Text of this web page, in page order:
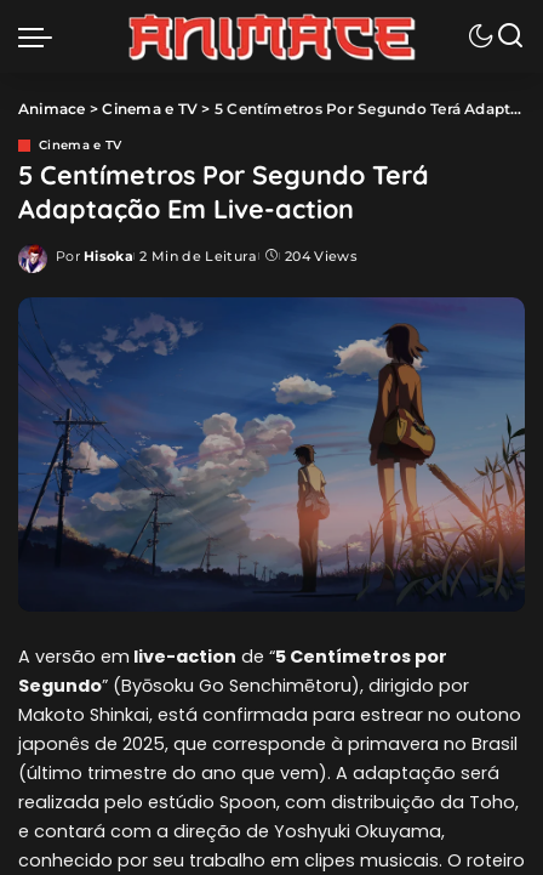
Animace >Cinema e TV > 5 Centímetros Por Segundo Terá Adaptação Em Live-action
Cinema e TV
5 Centímetros Por Segundo Terá
Adaptação Em Live-action
Posted
Por Hisoka 2 Min de Leitura 204 Views
A versão em live-action de “5 Centímetros por
Segundo” (Byōsoku Go Senchimētoru), dirigido por
Makoto Shinkai, está confirmada para estrear no outono
japonês de 2025, que corresponde à primavera no Brasil
(último trimestre do ano que vem). A adaptação será
realizada pelo estúdio Spoon, com distribuição da Toho,
e contará com a direção de Yoshyuki Okuyama,
conhecido por seu trabalho em clipes musicais. O roteiro